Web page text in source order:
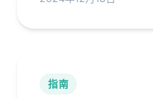
指南